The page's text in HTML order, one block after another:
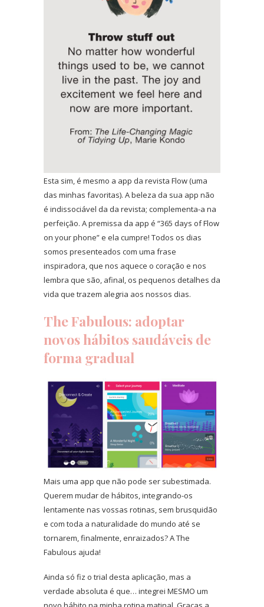
Esta sim, é mesmo a app da revista Flow (uma
das minhas favoritas). A beleza da sua app não
é indissociável da da revista; complementa-a na
perfeição. A premissa da app é “365 days of Flow
on your phone” e ela cumpre! Todos os dias
somos presenteados com uma frase
inspiradora, que nos aquece o coração e nos
lembra que são, afinal, os pequenos detalhes da
vida que trazem alegria aos nossos dias.
The Fabulous: adoptar
novos hábitos saudáveis de
forma gradual
Mais uma app que não pode ser subestimada.
Querem mudar de hábitos, integrando-os
lentamente nas vossas rotinas, sem brusquidão
e com toda a naturalidade do mundo até se
tornarem, finalmente, enraizados? A The
Fabulous ajuda!
Ainda só fiz o trial desta aplicação, mas a
verdade absoluta é que… integrei MESMO um